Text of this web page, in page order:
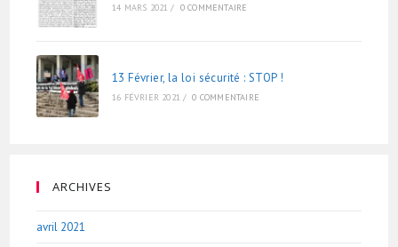
14 MARS 2021 / 0 COMMENTAIRE
13 Février, la loi sécurité : STOP !
16 FÉVRIER 2021 / 0 COMMENTAIRE
ARCHIVES
avril 2021